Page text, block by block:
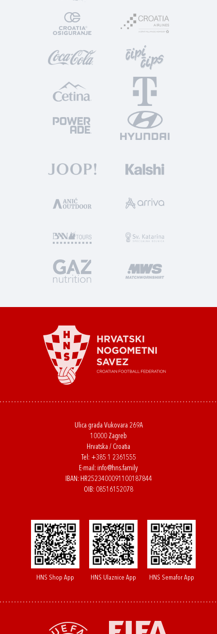
Ulica grada Vukovara 269A
10000 Zagreb
Hrvatska / Croatia
Tel: +385 1 2361555
E-mail: info@hns.family
IBAN: HR2523400091100187844
OIB: 08516152078
HNS Shop App HNS Ulaznice App HNS Semafor App